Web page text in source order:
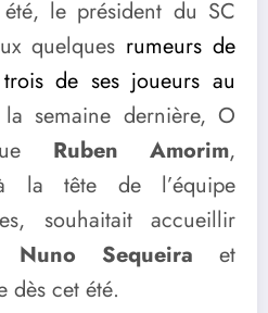
le président du SC
quelques rumeurs de
de ses joueurs au
semaine dernière, O
Ruben Amorim,
la tête de l’équipe
souhaitait accueillir
Nuno Sequeira et
dès cet été.